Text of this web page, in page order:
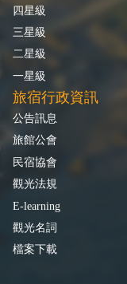
四星級
三星級
二星級
一星級
旅宿行政資訊
公告訊息
旅館公會
民宿協會
觀光法規
E-learning
觀光名詞
檔案下載